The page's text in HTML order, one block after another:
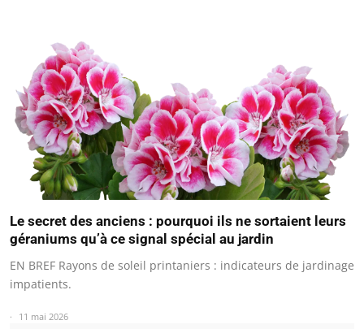
Le secret des anciens : pourquoi ils ne sortaient leurs
géraniums qu’à ce signal spécial au jardin
EN BREF Rayons de soleil printaniers : indicateurs de jardinage
impatients.
11 mai 2026